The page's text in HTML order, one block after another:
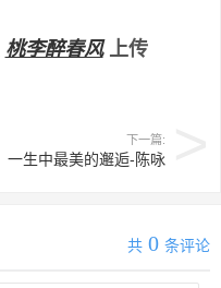
桃李醉春风上传
下一篇:
一生中最美的邂逅-陈咏
共 0 条评论